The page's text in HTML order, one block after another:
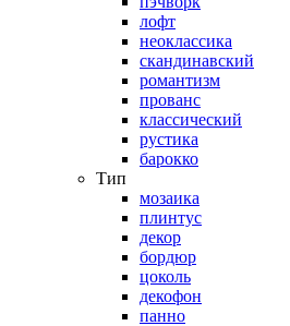
лофт
неоклассика
скандинавский
романтизм
прованс
классический
рустика
барокко
Тип
мозаика
плинтус
декор
бордюр
цоколь
декофон
панно